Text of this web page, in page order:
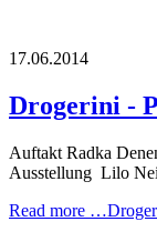
17.06.2014
Drogerini -
Auftakt Radka
Ausstellung Lilo
Read more …